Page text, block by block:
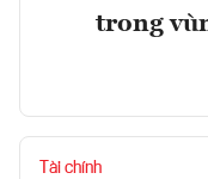
trong
Tài chính